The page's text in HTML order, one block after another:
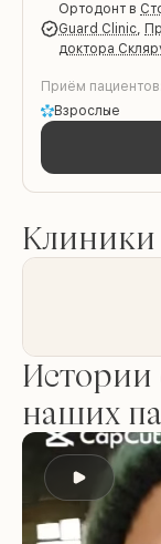
Ортодонт в
Guard Clinic,
доктора
Приём пациентов:
Взрослые
Клиники
Истории
наших